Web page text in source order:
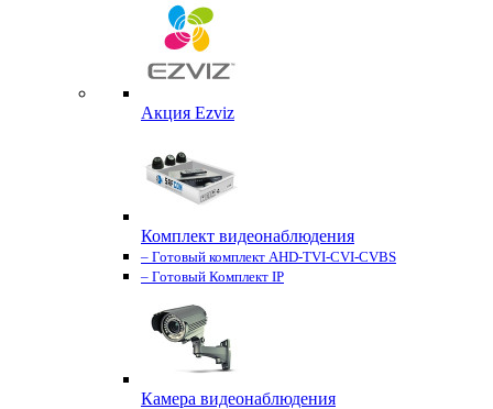
Акция Ezviz
Комплект видеонаблюдения
– Готовый комплект AHD-TVI-CVI-CVBS
– Готовый Комплект IP
Камера видеонаблюдения